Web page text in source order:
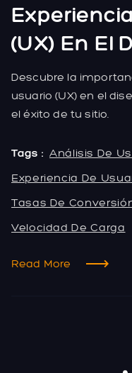
(UX) En El
Descubre la
usuario (UX) en el
el éxito de tu sitio.
Tags : Análisis De
Experiencia De
Tasas De
Velocidad De Carga
Read More